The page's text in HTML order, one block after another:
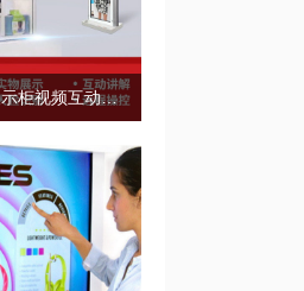
鹰米Z1智能展示柜视频互动展示